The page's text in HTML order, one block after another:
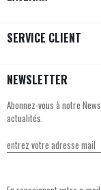
SERVICE CLIENT
NEWSLETTER
Abonnez-vous à notre
actualités.